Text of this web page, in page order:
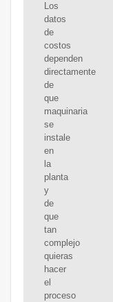
Los
datos
de
costos
dependen
directamente
de
que
maquinaria
se
instale
en
la
planta
y
de
que
tan
complejo
quieras
hacer
el
proceso